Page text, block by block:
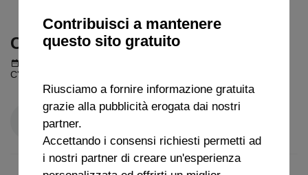
C'È POLEMICA
C'È POLEMICA
C'è polemica puntata del 5 01 2026
Contribuisci a mantenere
questo sito gratuito
Riusciamo a fornire informazione gratuita
grazie alla pubblicità erogata dai nostri
partner.
Accettando i consensi richiesti permetti ad
i nostri partner di creare un'esperienza